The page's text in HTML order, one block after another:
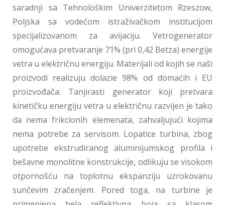
saradnji sa Tehnološkim Univerzitetom Rzeszow,
Poljska sa vodećom istraživačkom institucijom
specijalizovanom za avijaciju. Vetrogenerator
omogućava pretvaranje 71% (pri 0,42 Betza) energije
vetra u električnu energiju. Materijali od kojih se naši
proizvodi realizuju dolazie 98% od domaćih i EU
proizvođača. Tanjirasti generator koji pretvara
kinetičku energiju vetra u električnu razvijen je tako
da nema frikcionih elemenata, zahvaljujući kojima
nema potrebe za servisom. Lopatice turbina, zbog
upotrebe ekstrudiranog aluminijumskog profila i
bešavne monolitne konstrukcije, odlikuju se visokom
otpornošću na toplotnu ekspanziju uzrokovanu
sunčevim zračenjem. Pored toga, na turbine je